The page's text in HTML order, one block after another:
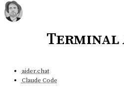
Terminal
aider.chat
Claude Code